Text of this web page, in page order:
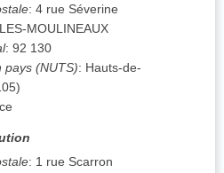
: 4 rue Séverine
MOULINEAUX
: 92 130
pays (NUTS): Hauts-de-
)
: 1 rue Scarron